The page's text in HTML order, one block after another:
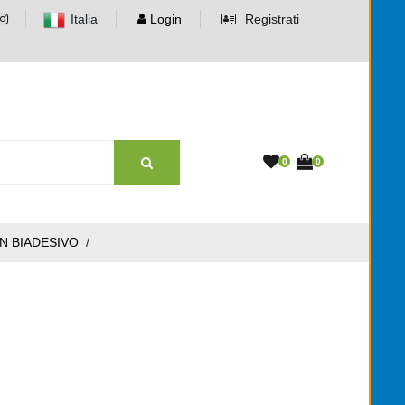
Italia Login Registrati
0 0
BIADESIVO /